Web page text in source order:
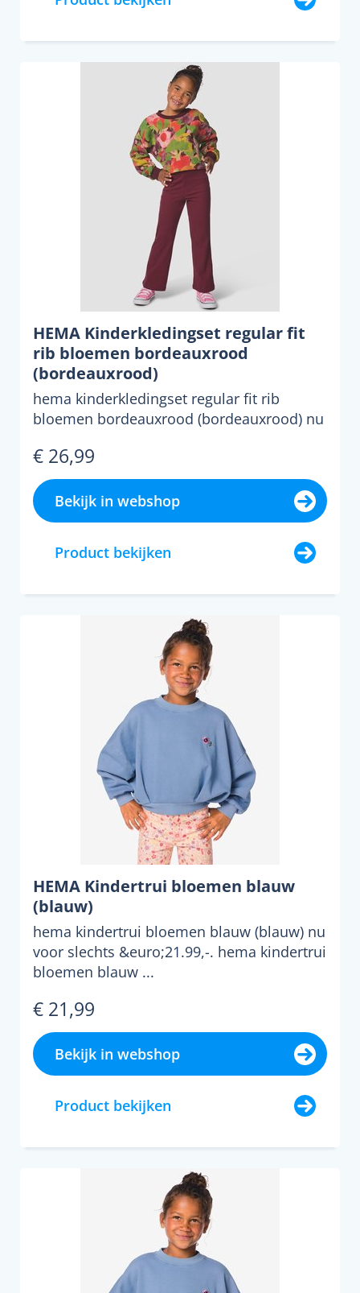
HEMA Kinderkledingset regular fit
rib bloemen bordeauxrood
(bordeauxrood)
hema kinderkledingset regular fit rib
bloemen bordeauxrood (bordeauxrood) nu
€ 26,99
Bekijk in webshop
Product bekijken
HEMA Kindertrui bloemen blauw
(blauw)
hema kindertrui bloemen blauw (blauw) nu
voor slechts &euro;21.99,-. hema kindertrui
bloemen blauw ...
€ 21,99
Bekijk in webshop
Product bekijken